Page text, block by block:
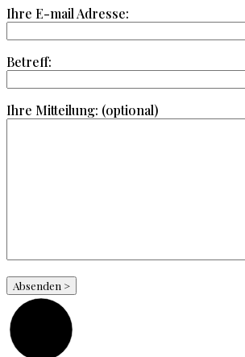
Ihre E-mail Adresse:
Betreff:
Ihre Mitteilung: (optional)
Absenden >